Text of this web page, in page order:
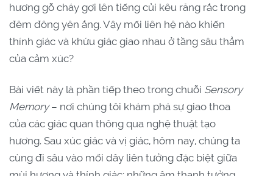
hương gỗ cháy gợi lên tiếng củi kêu răng rắc trong
đêm đông yên ắng. Vậy mối liên hệ nào khiến
thính giác và khứu giác giao nhau ở tầng sâu thẳm
của cảm xúc?
Bài viết này là phần tiếp theo trong chuỗi Sensory
Memory– nơi chúng tôi khám phá sự giao thoa
của các giác quan thông qua nghệ thuật tạo
hương. Sau xúc giác và vị giác, hôm nay, chúng ta
cùng đi sâu vào mối dây liên tưởng đặc biệt giữa